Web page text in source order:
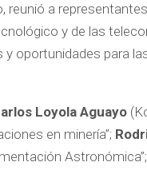
reunió a
y de las
oportunidades para
Loyola Aguayo
en minería”;
Astronómica”;